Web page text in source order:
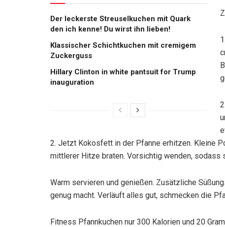
Der leckerste Streuselkuchen mit Quark
den ich kenne! Du wirst ihn lieben!
Klassischer Schichtkuchen mit cremigem
Zuckerguss
Hillary Clinton in white pantsuit for Trump
inauguration
2. Jetzt Kokosfett in der Pfanne erhitzen. Kleine
mittlerer Hitze braten. Vorsichtig wenden,
Warm servieren und genießen. Zusätzliche
genug macht. Verläuft alles gut, schmecken die
Fitness Pfannkuchen nur 300 Kalorien und 20